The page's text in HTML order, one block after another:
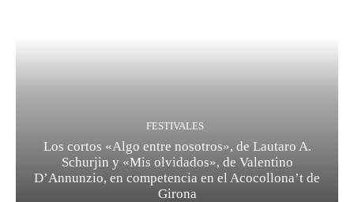
FESTIVALES
Los cortos «Algo entre nosotros», de Lautaro A.
Schurjin y «Mis olvidados», de Valentino
D’Annunzio, en competencia en el Acocollona’t de
Girona